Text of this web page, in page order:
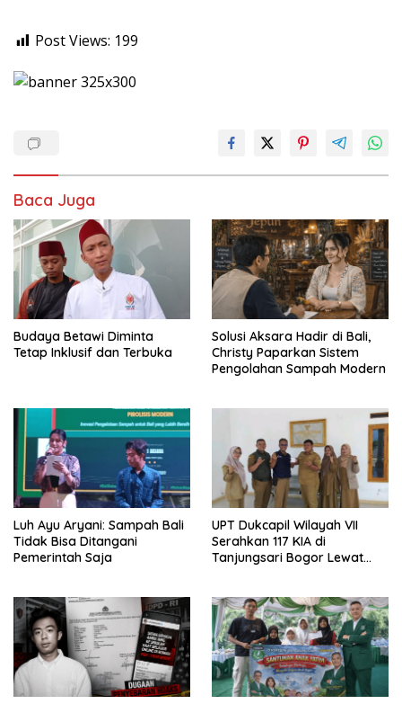
Post Views: 199
Baca Juga
Budaya Betawi Diminta
Tetap Inklusif dan Terbuka
Solusi Aksara Hadir di Bali,
Christy Paparkan Sistem
Pengolahan Sampah Modern
Luh Ayu Aryani: Sampah Bali
Tidak Bisa Ditangani
Pemerintah Saja
UPT Dukcapil Wilayah VII
Serahkan 117 KIA di
Tanjungsari Bogor Lewat